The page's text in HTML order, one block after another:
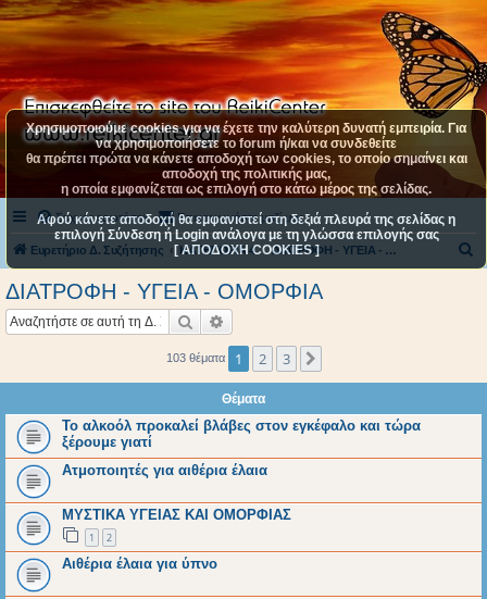
Συχνές ερωτήσεις Επικοινωνήστε μαζί μας
Ευρετήριο Δ. Συζήτησης ΚΑΤΗΓΟΡΙΑ 4 ΔΙΑΤΡΟΦΗ - ΥΓΕΙΑ - ΟΜΟΡΦΙΑ
η
ΔΙΑΤΡΟΦΗ - ΥΓΕΙΑ - ΟΜΟΡΦΙΑ
Αναζήτηση
103 θέματα 1 2 3
Θέματα
Το αλκοόλ προκαλεί βλάβες στον εγκέφαλο και τώρα
ξέρουμε γιατί
Ατμοποιητές για αιθέρια έλαια
ΜΥΣΤΙΚΑ ΥΓΕΙΑΣ ΚΑΙ ΟΜΟΡΦΙΑΣ
1 2
Αιθέρια έλαια για ύπνο
Χρησιμοποιούμε cookies για να έχετε την καλύτερη δυνατή εμπειρία. Για
να χρησιμοποιήσετε το forum ή/και να συνδεθείτε
θα πρέπει πρώτα να κάνετε αποδοχή των cookies, το οποίο σημαίνει και
αποδοχή της πολιτικής μας,
η οποία εμφανίζεται ως επιλογή στο κάτω μέρος της σελίδας.
Αφού κάνετε αποδοχή θα εμφανιστεί στη δεξιά πλευρά της σελίδας η
επιλογή Σύνδεση ή Login ανάλογα με τη γλώσσα επιλογής σας
[ ΑΠΟΔΟΧΗ COOKIES ]